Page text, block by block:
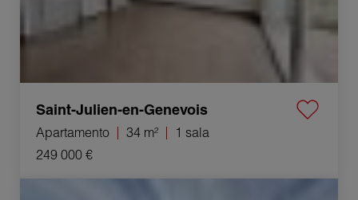
Saint-Julien-en-Genevois
Apartamento 34 m²
1 sala
249 000 €